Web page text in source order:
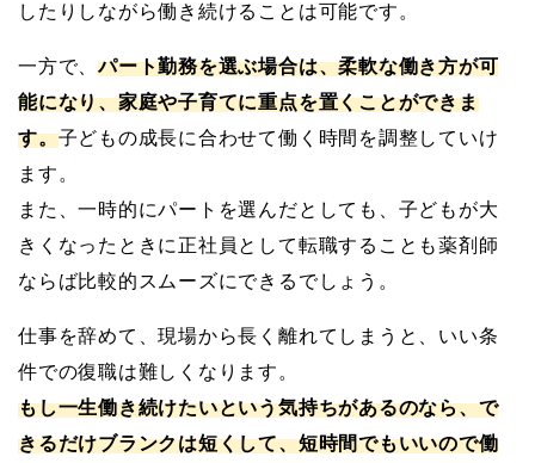
したりしながら働き続けることは可能です。
一方で、パート勤務を選ぶ場合は、柔軟な働き方が可
能になり、家庭や子育てに重点を置くことができま
す。子どもの成長に合わせて働く時間を調整していけ
ます。
また、一時的にパートを選んだとしても、子どもが大
きくなったときに正社員として転職することも薬剤師
ならば比較的スムーズにできるでしょう。
仕事を辞めて、現場から長く離れてしまうと、いい条
件での復職は難しくなります。
もし一生働き続けたいという気持ちがあるのなら、で
きるだけブランクは短くして、短時間でもいいので働